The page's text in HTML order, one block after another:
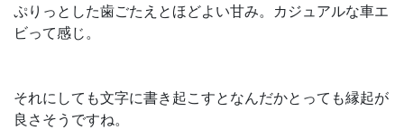
ぷりっとした歯ごたえとほどよい甘み。カジュアルな車エ
ビって感じ。
それにしても文字に書き起こすとなんだかとっても縁起が
良さそうですね。